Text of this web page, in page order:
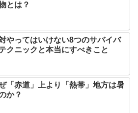
とは？
やってはいけない8つのサバイバ
クニックと本当にすべきこと
「赤道」上より「熱帯」地方は暑
か？